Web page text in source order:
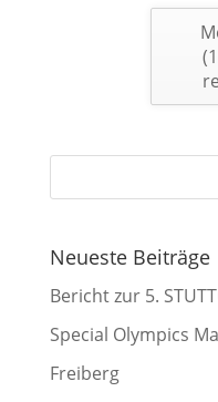
(
Neueste Beiträge
Bericht zur 5.
Special Olympics
Freiberg